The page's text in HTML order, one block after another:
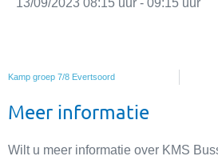
13/09/2023 08:15 uur - 09:15 uur
Kamp groep 7/8 Evertsoord
Meer informatie
Wilt u meer informatie over KMS